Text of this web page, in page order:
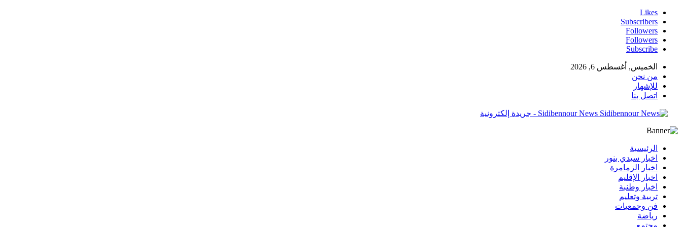
Likes
Subscribers
Followers
Followers
Subscribe
الخميس, أغسطس 6, 2026
من نحن
للإشهار
اتصل بنا
Sidibennour News - جريدة إلكترونية
الرئيسية
اخبار سيدي بنور
اخبار الزمامرة
اخبار الإقليم
اخبار وطنبة
تربية وتعليم
فن وجمعيات
رياضة
مجتمع